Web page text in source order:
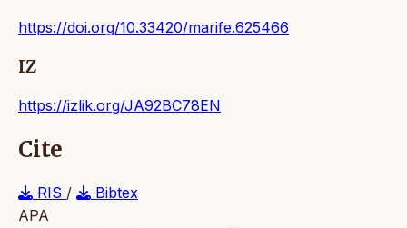
https://doi.org/10.33420/marife.625466
IZ
https://izlik.org/JA92BC78EN
Cite
RIS /
Bibtex
APA